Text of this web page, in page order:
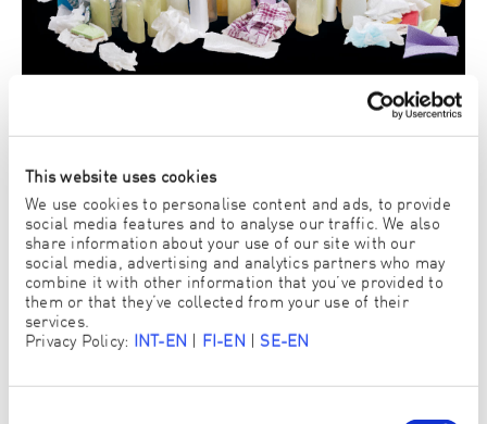
This website uses cookies
We use cookies to personalise content and ads, to provide
social media features and to analyse our traffic. We also
share information about your use of our site with our
social media, advertising and analytics partners who may
combine it with other information that you’ve provided to
them or that they’ve collected from your use of their
services.
Privacy Policy: INT-EN FI-EN SE-EN